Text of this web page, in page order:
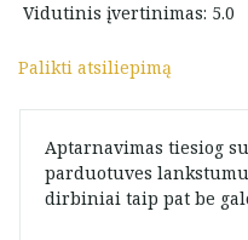
Vidutinis įvertinimas: 5.0
Palikti atsiliepimą
Aptarnavimas tiesiog
parduotuves
dirbiniai taip pat be